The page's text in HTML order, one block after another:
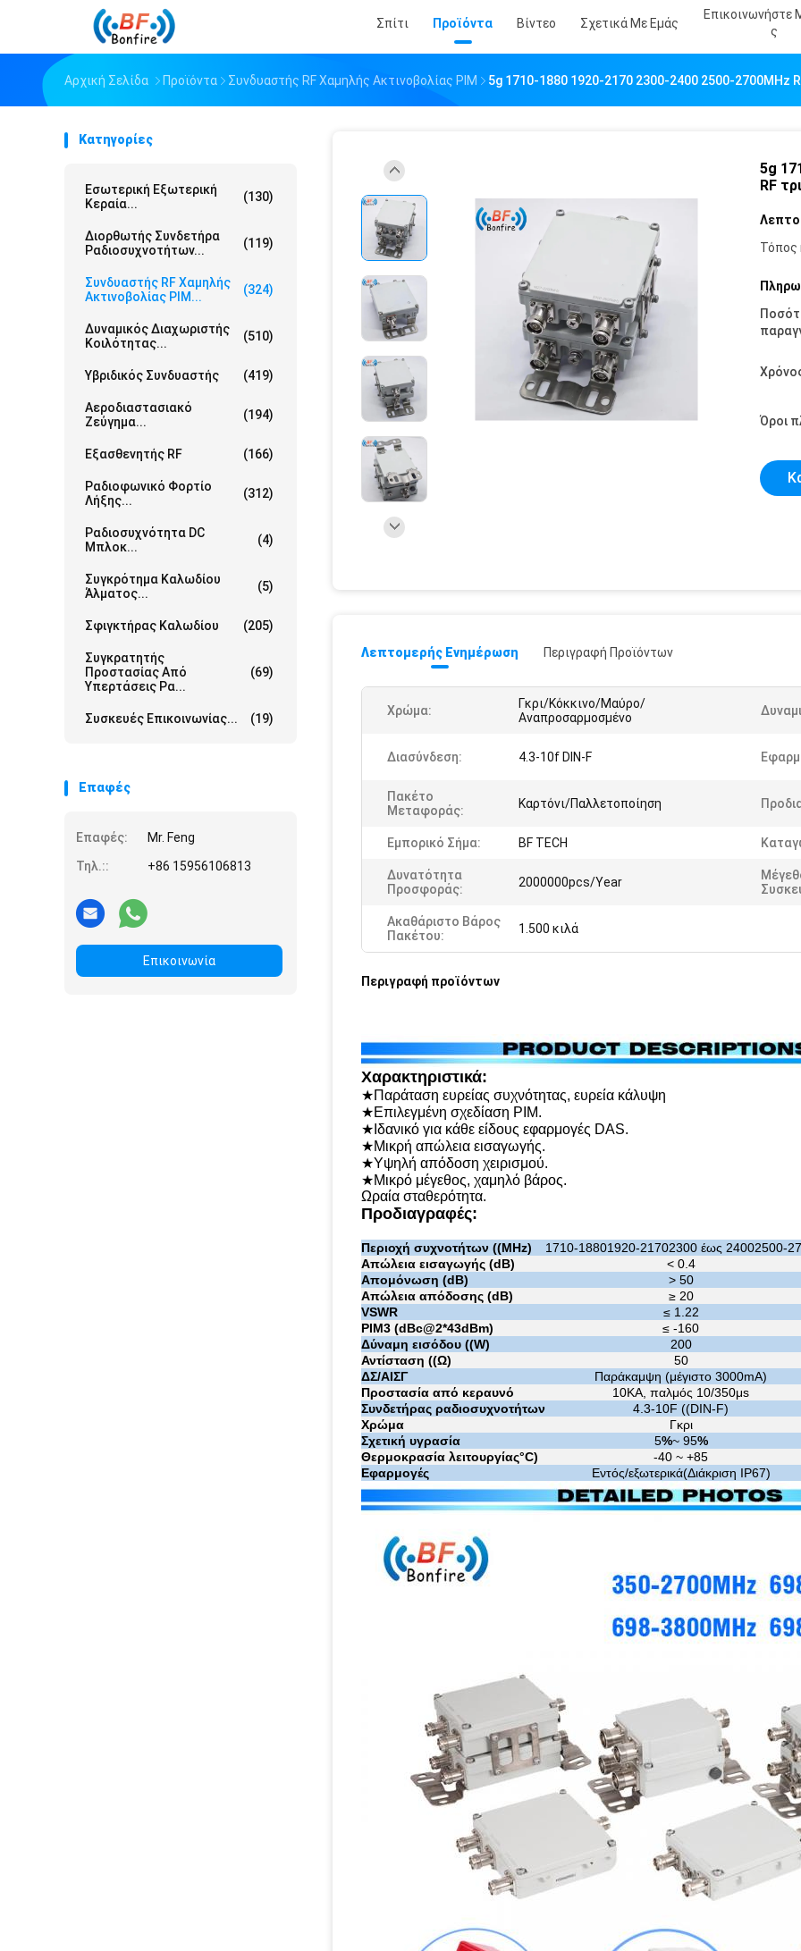
Σπίτι Προϊόντα Βίντεο Σχετικά Με Εμάς
Επικοινωνήστε
Σ
Αρχική Σελίδα Προϊόντα Συνδυαστής RF Χαμηλής Ακτινοβολίας PIM 5g 1710-1880 1920-2170 2300-2400 2500-2700MHz
Κατηγορίες
Εσωτερική Εξωτερική
Κεραία...
(130)
Διορθωτής Συνδετήρα
Ραδιοσυχνοτήτων...
(119)
Συνδυαστής RF Χαμηλής
Ακτινοβολίας PIM...
(324)
Δυναμικός Διαχωριστής
Κοιλότητας...
(510)
Υβριδικός Συνδυαστής (419)
Αεροδιαστασιακό
Ζεύγημα...
(194)
Εξασθενητής RF (166)
Ραδιοφωνικό Φορτίο
Λήξης...
(312)
Ραδιοσυχνότητα DC
Μπλοκ...
(4)
Συγκρότημα Καλωδίου
Άλματος...
(5)
Σφιγκτήρας Καλωδίου (205)
Συγκρατητής
Προστασίας Από
Υπερτάσεις Ρα...
(69)
Συσκευές Επικοινωνίας... (19)
Επαφές
Επαφές:
Mr. Feng
Τηλ.::
+86 15956106813
Επικοινωνία
5g
RF
Τόπος
Όροι
Λεπτομερής Ενημέρωση Περιγραφή Προϊόντων
Χρώμα:
Γκρι/Κόκκινο/Μαύρο/
Αναπροσαρμοσμένο
Διασύνδεση: 4.3-10f DIN-F
Πακέτο
Μεταφοράς:
Καρτόνι/Παλλετοποίηση
Εμπορικό Σήμα: BF TECH
Δυνατότητα
Προσφοράς:
2000000pcs/Year
Ακαθάριστο Βάρος
Πακέτου:
1.500 κιλά
Περιγραφή προϊόντων
Χαρακτηριστικά:
★Παράταση ευρείας συχνότητας, ευρεία κάλυψη
★Επιλεγμένη σχεδίαση PIM.
★Ιδανικό για κάθε είδους εφαρμογές DAS.
★Μικρή απώλεια εισαγωγής.
★Υψηλή απόδοση χειρισμού.
★Μικρό μέγεθος, χαμηλό βάρος.
Ωραία σταθερότητα.
Προδιαγραφές:
Περιοχή συχνοτήτων ((MHz) 1710-18801920-21702300 έως 24002500-
Απώλεια εισαγωγής (dB)
< 0.4
Απομόνωση (dB)
> 50
Απώλεια απόδοσης (dB)
≥ 20
VSWR
≤ 1.22
PIM3 (dBc@2*43dBm)
≤ -160
Δύναμη εισόδου ((W)
200
Αντίσταση ((Ω)
50
ΔΣ/ΑΙΣΓ
Παράκαμψη (μέγιστο 3000mA)
Προστασία από κεραυνό
10KA, παλμός 10/350μs
Συνδετήρας ραδιοσυχνοτήτων
4.3-10F ((DIN-F)
Χρώμα
Γκρι
Σχετική υγρασία
5%~ 95%
Θερμοκρασία λειτουργίας°C)
-40 ~ +85
Εφαρμογές
Εντός/εξωτερικά(Διάκριση IP67)